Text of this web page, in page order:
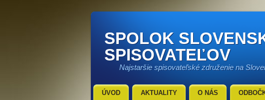
SPOLOK
SPISOVATEĽOV
Najstaršie spisovateľské združenie na
ÚVOD AKTUALITY O NÁS